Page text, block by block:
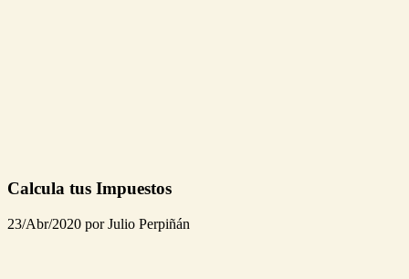
Calcula tus Impuestos
23/Abr/2020 por Julio Perpiñán